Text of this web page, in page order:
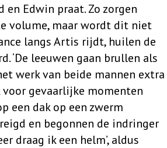
Edwin praat. Zo zorgen
volume, maar wordt dit niet
langs Artis rijdt, huilen de
‘De leeuwen gaan brullen als
werk van beide mannen extra
gevaarlijke momenten
een dak op een zwerm
en begonnen de indringer
draag ik een helm’, aldus